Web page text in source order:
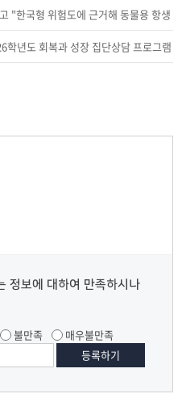
"한국형 위험도에 근거해 동물용 항생
학년도 회복과 성장 집단상담 프로그램
정보에 대하여 만족하시나
불만족 매우불만족